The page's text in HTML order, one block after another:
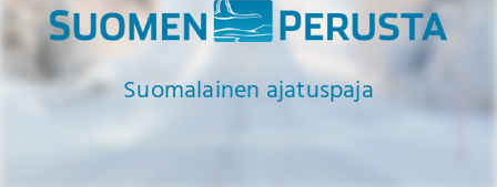
Suomalainen ajatuspaja
g
a